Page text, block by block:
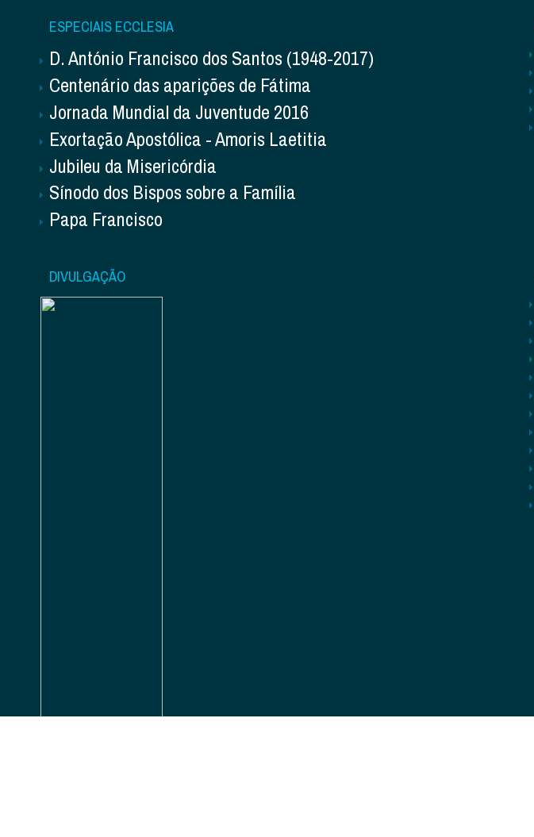
ESPECIAIS ECCLESIA
D. António Francisco dos Santos (1948-2017)
Centenário das aparições de Fátima
Jornada Mundial da Juventude 2016
Exortação Apostólica - Amoris Laetitia
Jubileu da Misericórdia
Sínodo dos Bispos sobre a Família
Papa Francisco
DIVULGAÇÃO